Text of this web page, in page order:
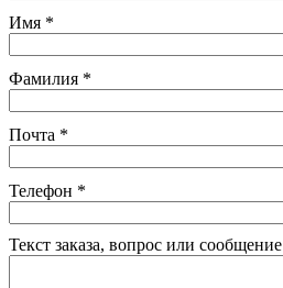
Имя *
Фамилия *
Почта *
Телефон *
Текст заказа, вопрос или сообщение